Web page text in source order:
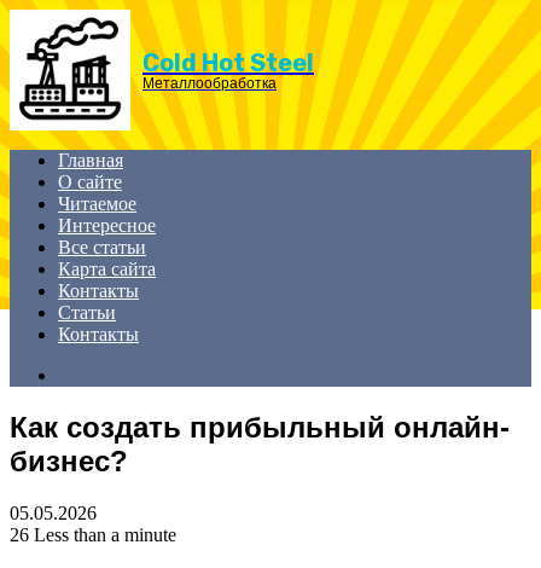
Menu
Cold Hot Steel
Металлообработка
Главная
О сайте
Читаемое
Интересное
Все статьи
Карта сайта
Контакты
Статьи
Контакты
Как создать прибыльный онлайн-
бизнес?
05.05.2026
26 Less than a minute